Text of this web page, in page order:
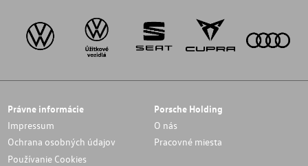
Právne informácie
Impressum
Ochrana osobných údajov
Používanie Cookies
Porsche Holding
O nás
Pracovné miesta